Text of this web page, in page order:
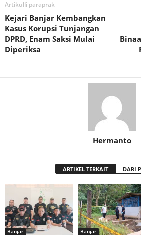
Artikulli paraprak
Kejari Banjar Kembangkan
Kasus Korupsi Tunjangan
DPRD, Enam Saksi Mulai
Diperiksa
Hermanto
ARTIKEL TERKAIT DARI
Banjar Banjar